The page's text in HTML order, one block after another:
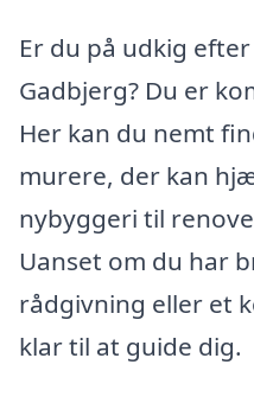
Er du på udkig
Gadbjerg? Du er
Her kan du nemt
murere, der kan
nybyggeri til
Uanset om du har
rådgivning eller et
klar til at guide dig.